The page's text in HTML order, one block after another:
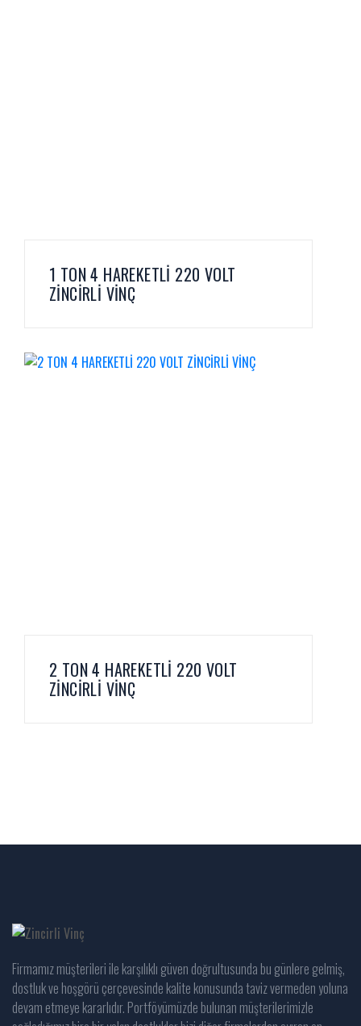
1 TON 4 HAREKETLİ 220 VOLT
ZİNCİRLİ VİNÇ
2 TON 4 HAREKETLİ 220 VOLT
ZİNCİRLİ VİNÇ
Firmamız müşterileri ile karşılıklı güven doğrultusunda bu günlere gelmiş,
dostluk ve hoşgörü çerçevesinde kalite konusunda taviz vermeden yoluna
devam etmeye kararlıdır. Portföyümüzde bulunan müşterilerimizle